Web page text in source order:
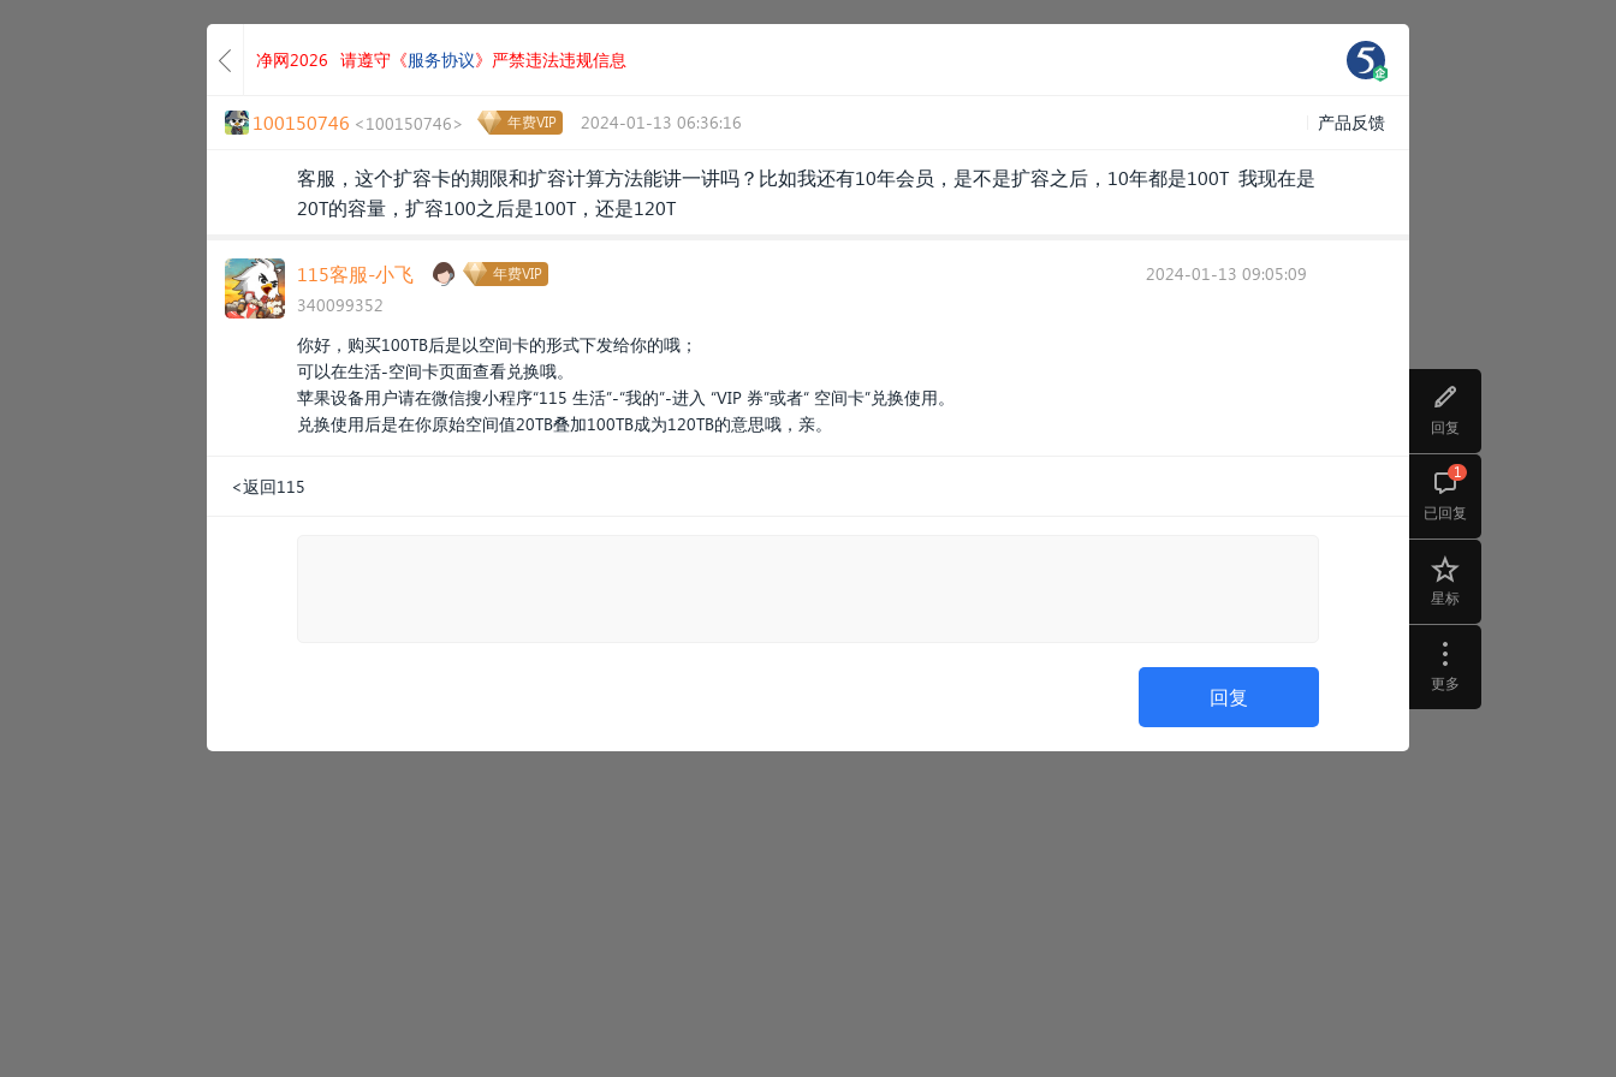
回复
已回复
1
星标
更多
净网2026 请遵守《服务协议》严禁违法违规信息
100150746 <100150746> 年费VIP 2024-01-13 06:36:16 产品反馈
客服，这个扩容卡的期限和扩容计算方法能讲一讲吗？比如我还有10年会员，是不是扩容之后，10年都是100T 我现在是
20T的容量，扩容100之后是100T，还是120T
115客服-小飞 年费VIP
340099352
2024-01-13 09:05:09
你好，购买100TB后是以空间卡的形式下发给你的哦；
可以在生活-空间卡页面查看兑换哦。
苹果设备用户请在微信搜小程序“115 生活”-“我的”-进入 “VIP 券”或者“ 空间卡”兑换使用。
兑换使用后是在你原始空间值20TB叠加100TB成为120TB的意思哦，亲。
<返回115
回复